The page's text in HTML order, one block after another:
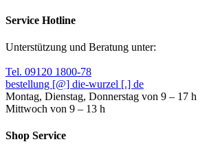
Service Hotline
Unterstützung und Beratung unter:
Tel. 09120 1800-78
bestellung [@] die-wurzel [.] de
Montag, Dienstag, Donnerstag von 9 – 17 h
Mittwoch von 9 – 13 h
Shop Service